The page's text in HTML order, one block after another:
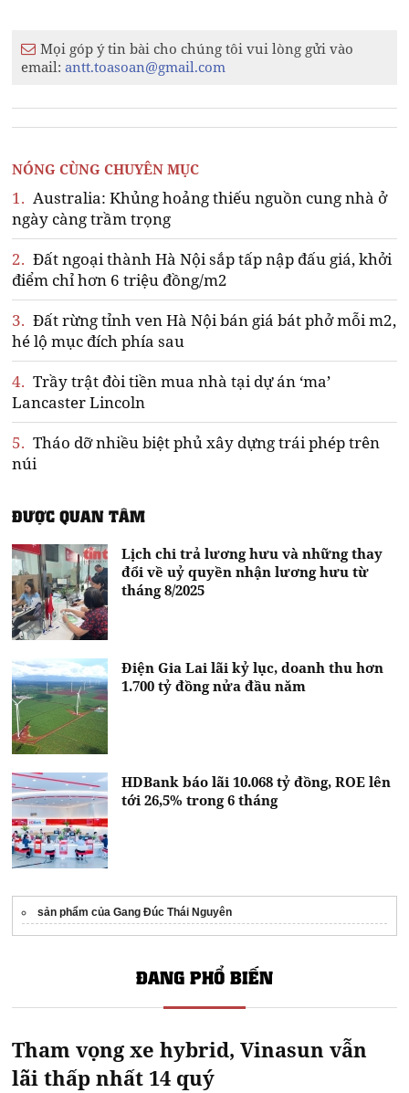
Mọi góp ý tin bài cho chúng tôi vui lòng gửi vào
email:antt.toasoan@gmail.com
NÓNG CÙNG CHUYÊN MỤC
1. Australia: Khủng hoảng thiếu nguồn cung nhà ở
ngày càng trầm trọng
2. Đất ngoại thành Hà Nội sắp tấp nập đấu giá, khởi
điểm chỉ hơn 6 triệu đồng/m2
3. Đất rừng tỉnh ven Hà Nội bán giá bát phở mỗi m2,
hé lộ mục đích phía sau
4. Trầy trật đòi tiền mua nhà tại dự án ‘ma’
Lancaster Lincoln
5. Tháo dỡ nhiều biệt phủ xây dựng trái phép trên
núi
ĐƯỢC QUAN TÂM
Lịch chi trả lương hưu và những thay
đổi về uỷ quyền nhận lương hưu từ
tháng 8/2025
Điện Gia Lai lãi kỷ lục, doanh thu hơn
1.700 tỷ đồng nửa đầu năm
HDBank báo lãi 10.068 tỷ đồng, ROE lên
tới 26,5% trong 6 tháng
sản phẩm của Gang Đúc Thái Nguyên
ĐANG PHỔ BIẾN
Tham vọng xe hybrid, Vinasun vẫn
lãi thấp nhất 14 quý